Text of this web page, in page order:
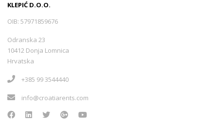
KLEPIĆ D.O.O.
OIB: 57971859676
Odranska 23
10412 Donja Lomnica
Hrvatska
+385 99 3544440
info@croatiarents.com